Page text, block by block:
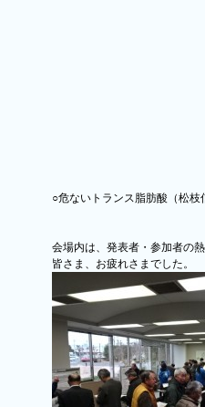
○危ないトランス脂肪酸（松枝
会場内は、発表者・参加者の
皆さま、お疲れさまでした。